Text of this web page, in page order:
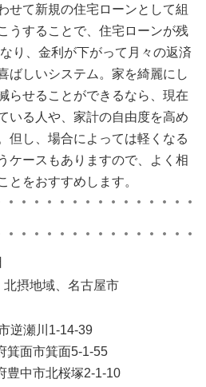
せて新規の住宅ローンとして組
うすることで、住宅ローンが残
り、金利が下がって月々の返済
ばしいシステム。家を綺麗にし
らせることができるなら、現在
いる人や、家計の自由度を高め
但し、場合によっては軽くなる
ケースもありますので、よく相
とをおすすめします。
摂地域、名古屋市
逆瀬川1-14-39
箕面市箕面5-1-55
豊中市北桜塚2-1-10